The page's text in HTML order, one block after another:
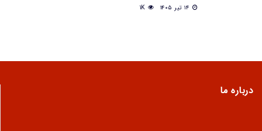
1K
درباره ما